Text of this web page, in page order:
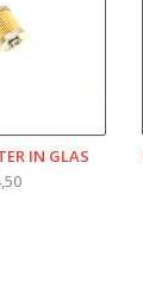
IN GLAS